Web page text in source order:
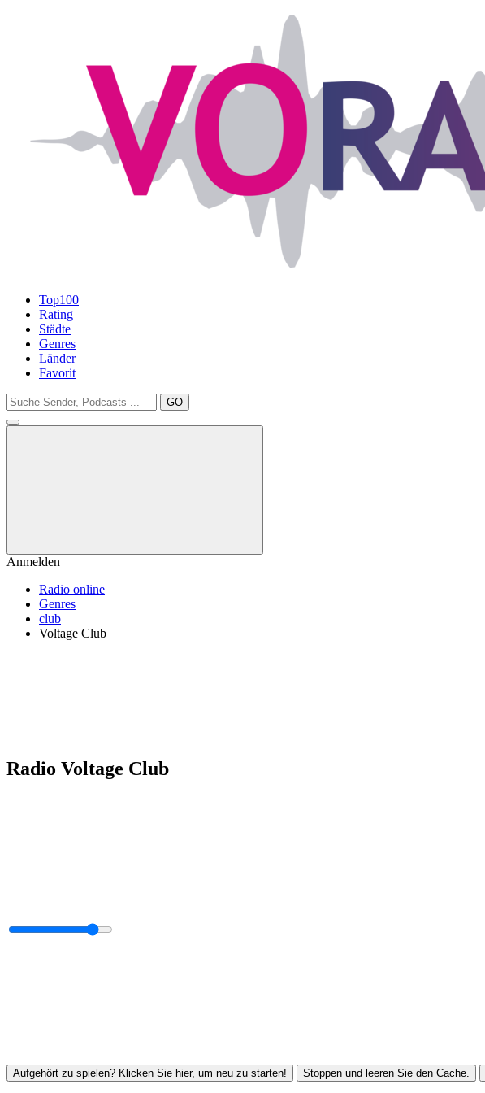
Top100
Rating
Städte
Genres
Länder
Favorit
GO
Anmelden
Radio online
Genres
club
Voltage Club
Radio Voltage Club
Aufgehört zu spielen? Klicken Sie hier, um neu zu starten! Stoppen und leeren Sie den Cache.